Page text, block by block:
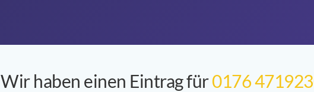
Wir haben einen Eintrag für0176